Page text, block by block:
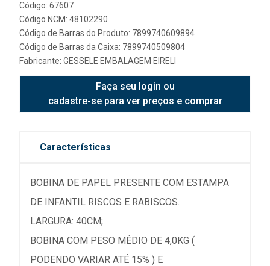
Código: 67607
Código NCM: 48102290
Código de Barras do Produto: 7899740609894
Código de Barras da Caixa: 7899740509804
Fabricante: GESSELE EMBALAGEM EIRELI
Faça seu login ou
cadastre-se para ver preços e comprar
Características
BOBINA DE PAPEL PRESENTE COM ESTAMPA
DE INFANTIL RISCOS E RABISCOS.
LARGURA: 40CM;
BOBINA COM PESO MÉDIO DE 4,0KG (
PODENDO VARIAR ATÉ 15% ) E